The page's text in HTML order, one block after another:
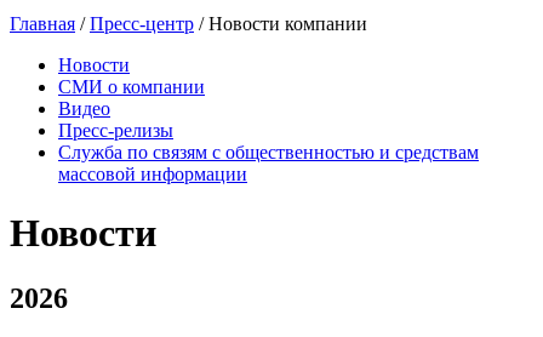
Главная /Пресс-центр / Новости компании
Новости
СМИ о компании
Видео
Пресс-релизы
Служба по связям с общественностью и средствам
массовой информации
Новости
2026